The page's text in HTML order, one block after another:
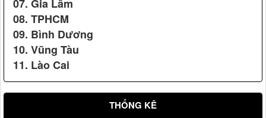
Vệ sỹ Võ Đường Ngọc Hòa bảo vệ Đ/c phó chủ tịch nước
Nguyễn Thị Doan(2007)
Seagame 23 & Asean Para Games3 trao tặng.
07. Gia Lâm
08. TPHCM
09. Bình Dương
10. Vũng Tàu
11. Lào Cai
THỐNG KÊ